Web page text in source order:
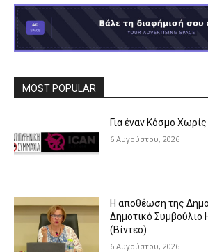
MOST POPULAR
Για έναν Κόσμο
6 Αυγούστου, 2026
Η αποθέωση της
Δημοτικό Συμβούλιο
(Βίντεο)
6 Αυγούστου, 2026